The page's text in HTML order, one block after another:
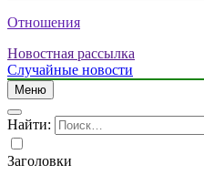
Отношения
Новостная рассылка
Случайные новости
Меню
Найти:
Заголовки